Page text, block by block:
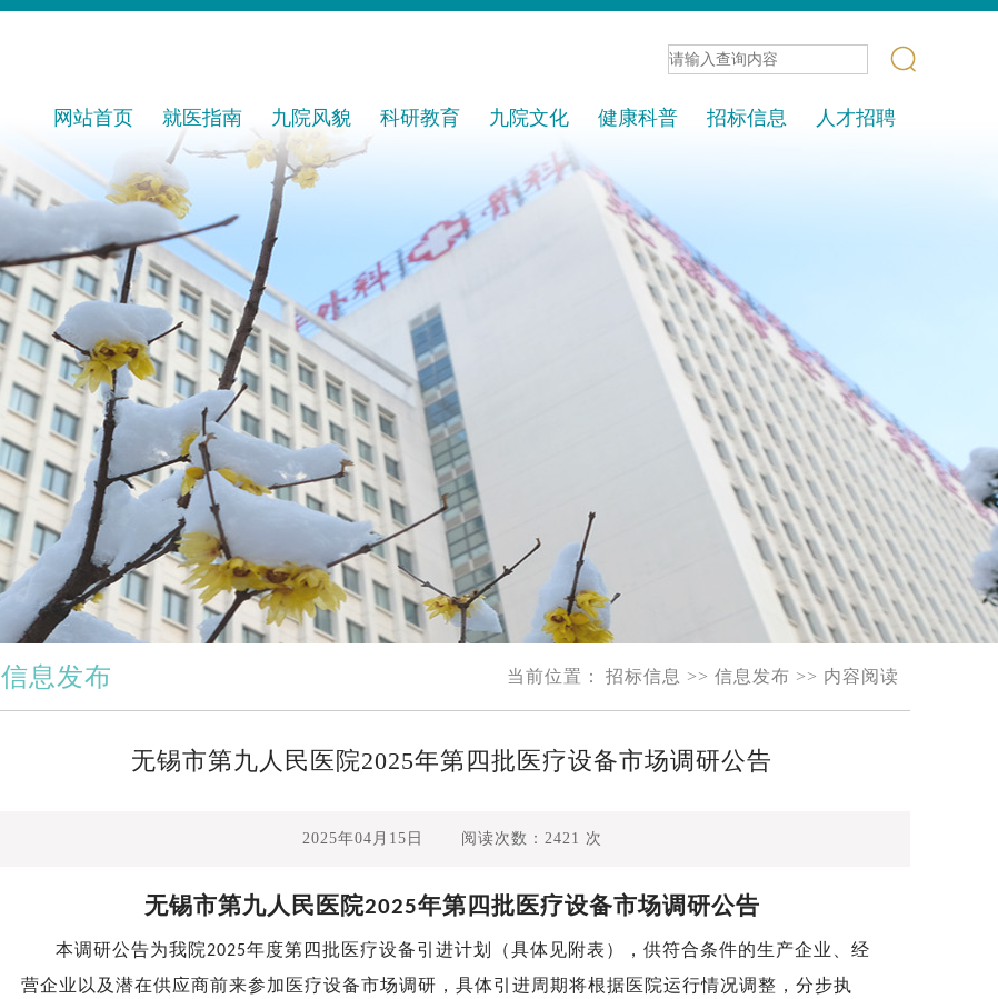
网站首页 就医指南
预约挂号
就诊流程
专家出诊
名医风采
名科荟萃
医保政策
交通指南
九院风貌
医院概况
发展历程
公示公告
院务公开
科研教育
科研成果
继续教育
教育基地
进修管理
导师风采
九院文化
核心体系
党建园地
健康科普 招标信息
中标通告
人才招聘
信息发布 当前位置： 招标信息 >> 信息发布 >> 内容阅读
无锡市第九人民医院2025年第四批医疗设备市场调研公告
2025年04月15日 阅读次数： 2421 次
无锡市第九人民医院2025年第 四批医疗设备市场调研公告
本调研公告为我院2025年度第四批医疗设备引进计划（具体见附表），供符合条件的生产企业、经
营企业以及潜在供应商前来参加医疗设备市场调研 ， 具体引进周期将根据医院运行情况调整，分步执